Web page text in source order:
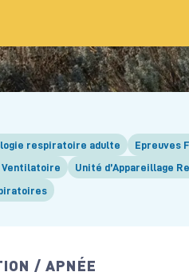
respiratoire adulte Epreuves
Ventilatoire Unité d’Appareillage
/ APNÉE